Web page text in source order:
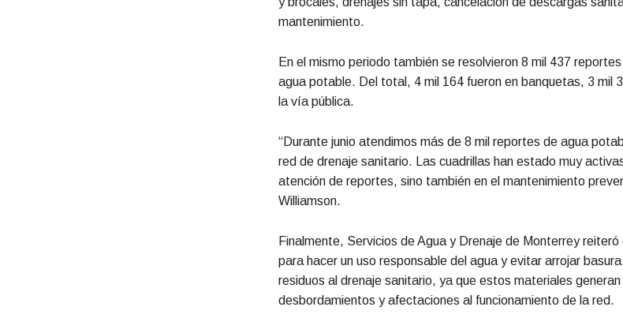
mantenimiento.
En el mismo periodo también se resolvieron 8 mil 437
agua potable. Del total, 4 mil 164 fueron en banquetas, 3 mil
la vía pública.
“Durante junio atendimos más de 8 mil reportes de agua
red de drenaje sanitario. Las cuadrillas han estado muy
atención de reportes, sino también en el mantenimiento
Williamson.
Finalmente, Servicios de Agua y Drenaje de Monterrey
para hacer un uso responsable del agua y evitar arrojar
residuos al drenaje sanitario, ya que estos materiales
desbordamientos y afectaciones al funcionamiento de la red.